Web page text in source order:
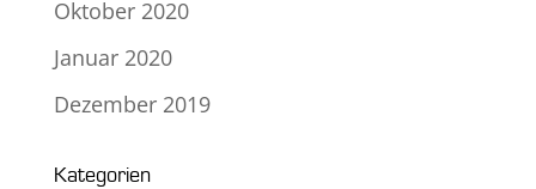
Oktober 2020
Januar 2020
Dezember 2019
Kategorien